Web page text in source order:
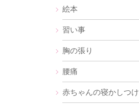
絵本
習い事
胸の張り
腰痛
赤ちゃんの寝かしつけ